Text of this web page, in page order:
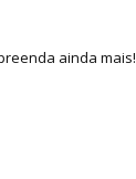
ainda mais!